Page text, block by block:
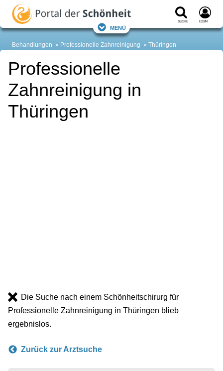
Suche Login
Menü
Behandlungen Professionelle Zahnreinigung Thüringen
Professionelle
Zahnreinigung in
Thüringen
Die Suche nach einem Schönheitschirurg für
Professionelle Zahnreinigung in Thüringen blieb
ergebnislos.
Zurück zur Arztsuche